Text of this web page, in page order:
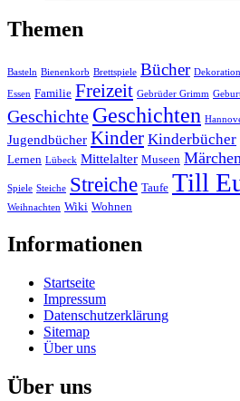
Themen
Basteln Bienenkorb Brettspiele Bücher Dekoration
Essen Familie Freizeit Gebrüder Grimm
Geschichte Geschichten
Jugendbücher Kinder Kinderbücher
Lernen Lübeck Mittelalter Museen
Spiele Steiche Streiche Taufe Till
Weihnachten Wiki Wohnen
Informationen
Startseite
Impressum
Datenschutzerklärung
Sitemap
Über uns
Über uns